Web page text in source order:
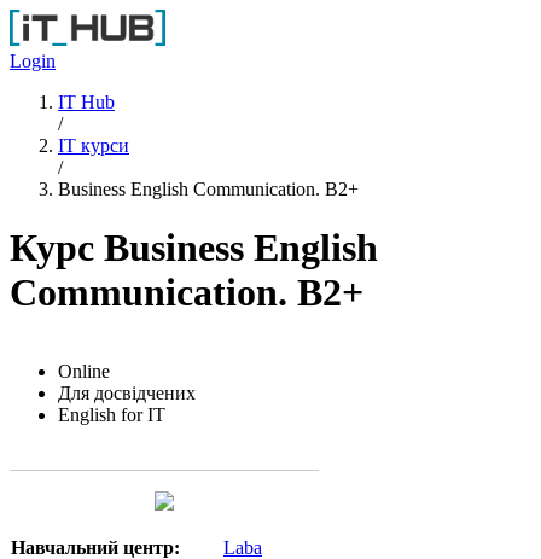
Перейти до основного вмісту
Login
IT Hub
/
IT курси
/
Business English Communication. B2+
Курс Business English
Communication. B2+
Online
Для досвідчених
English for IT
Навчальний центр:
Laba